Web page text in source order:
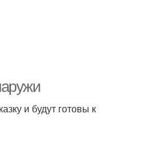
и будут готовы к